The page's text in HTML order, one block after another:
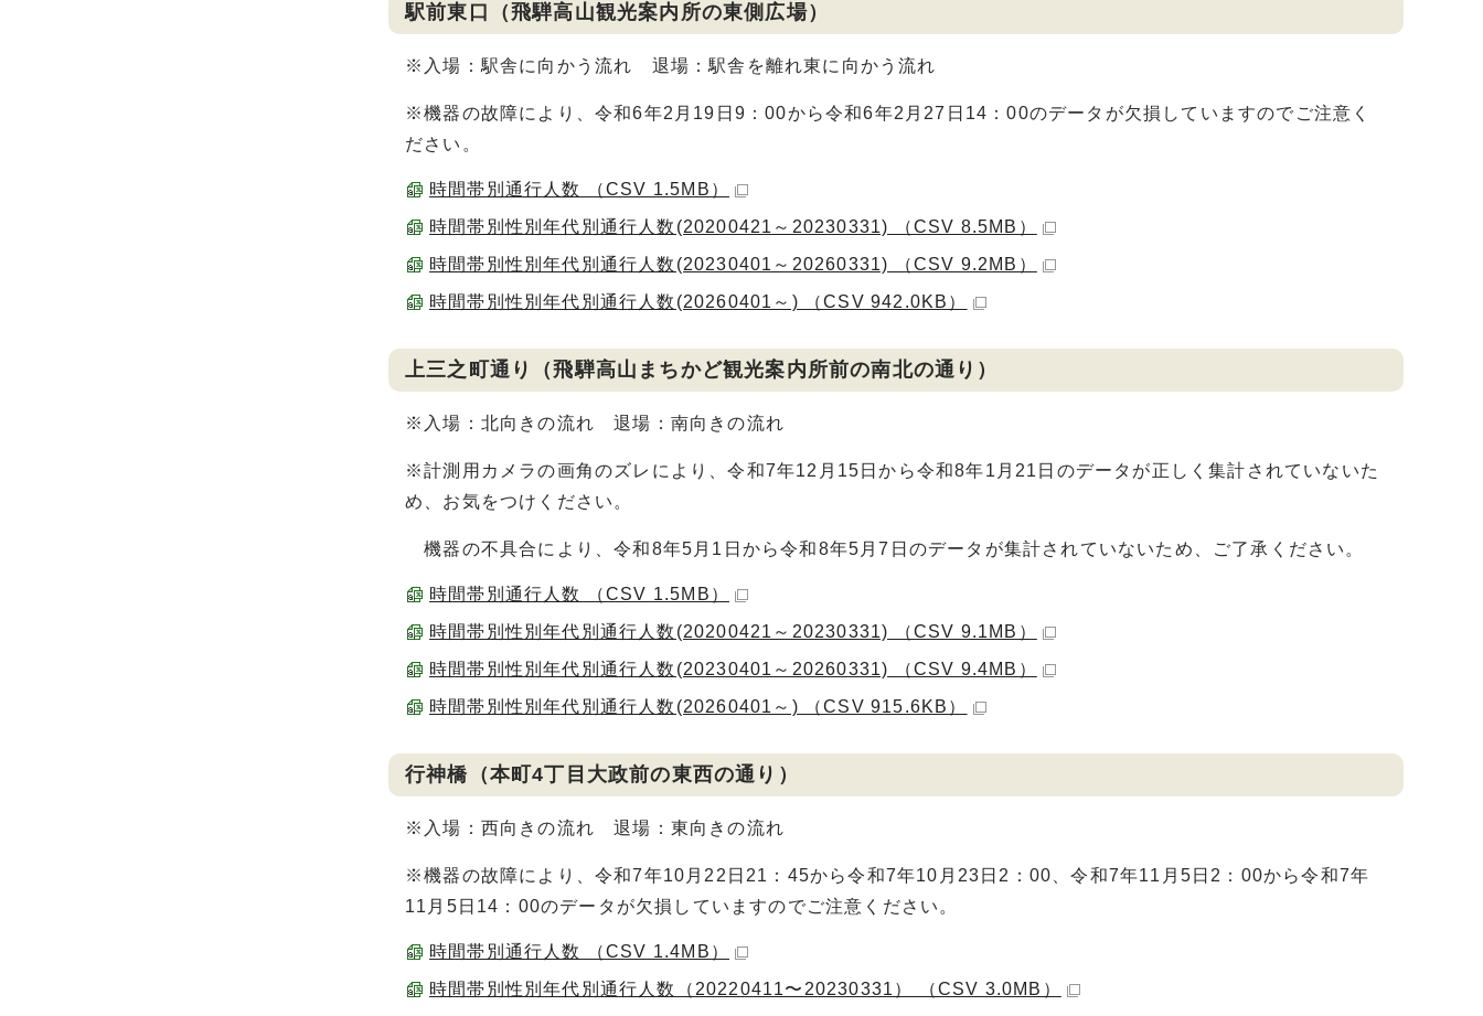
駅前東口（飛騨高山観光案内所の東側広場）
※入場：駅舎に向かう流れ 退場：駅舎を離れ東に向かう流れ
※機器の故障により、令和6年2月19日9：00から令和6年2月27日14：00のデータが欠損していますのでご注意く
ださい。
時間帯別通行人数 （CSV 1.5MB）
時間帯別性別年代別通行人数(20200421～20230331) （CSV 8.5MB）
時間帯別性別年代別通行人数(20230401～20260331) （CSV 9.2MB）
時間帯別性別年代別通行人数(20260401～) （CSV 942.0KB）
上三之町通り（飛騨高山まちかど観光案内所前の南北の通り）
※入場：北向きの流れ 退場：南向きの流れ
※計測用カメラの画角のズレにより、令和7年12月15日から令和8年1月21日のデータが正しく集計されていないた
め、お気をつけください。
機器の不具合により、令和8年5月1日から令和8年5月7日のデータが集計されていないため、ご了承ください。
時間帯別通行人数 （CSV 1.5MB）
時間帯別性別年代別通行人数(20200421～20230331) （CSV 9.1MB）
時間帯別性別年代別通行人数(20230401～20260331) （CSV 9.4MB）
時間帯別性別年代別通行人数(20260401～) （CSV 915.6KB）
行神橋（本町4丁目大政前の東西の通り）
※入場：西向きの流れ 退場：東向きの流れ
※機器の故障により、令和7年10月22日21：45から令和7年10月23日2：00、令和7年11月5日2：00から令和7年
11月5日14：00のデータが欠損していますのでご注意ください。
時間帯別通行人数 （CSV 1.4MB）
時間帯別性別年代別通行人数（20220411〜20230331） （CSV 3.0MB）